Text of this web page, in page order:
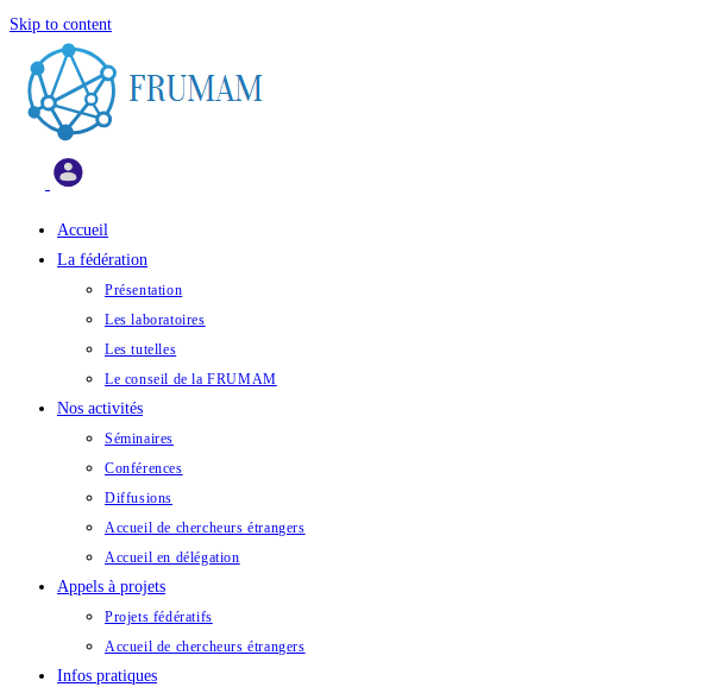
Skip to content
Accueil
La fédération
Présentation
Les laboratoires
Les tutelles
Le conseil de la FRUMAM
Nos activités
Séminaires
Conférences
Diffusions
Accueil de chercheurs étrangers
Accueil en délégation
Appels à projets
Projets fédératifs
Accueil de chercheurs étrangers
Infos pratiques